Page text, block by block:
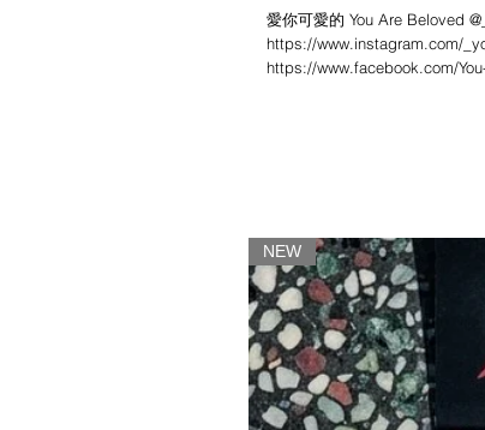
愛你可愛的 You Are Beloved
https://www.instagram.com/
https://www.facebook.com/
NEW